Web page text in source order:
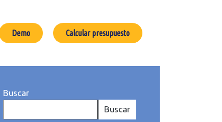
Demo Calcular presupuesto
Buscar
Buscar